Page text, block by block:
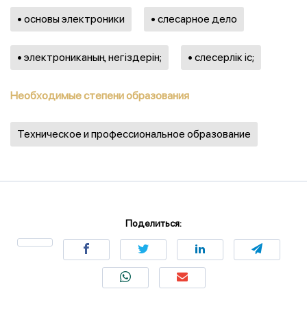
• основы электроники • слесарное дело
• электрониканың негіздерін; • слесерлік іс;
Необходимые степени образования
Техническое и профессиональное образование
Поделиться: